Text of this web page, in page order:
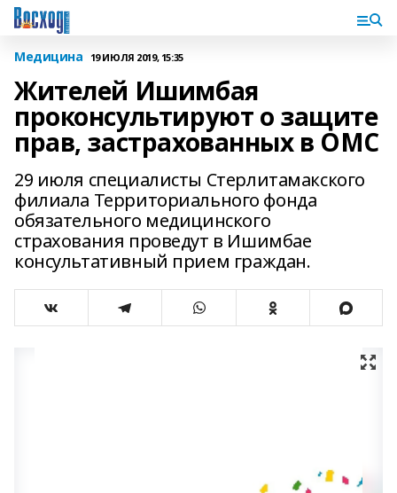
Медицина 19 ИЮЛЯ 2019, 15:35
Жителей Ишимбая
проконсультируют о защите
прав, застрахованных в ОМС
29 июля специалисты Стерлитамакского
филиала Территориального фонда
обязательного медицинского
страхования проведут в Ишимбае
консультативный прием граждан.